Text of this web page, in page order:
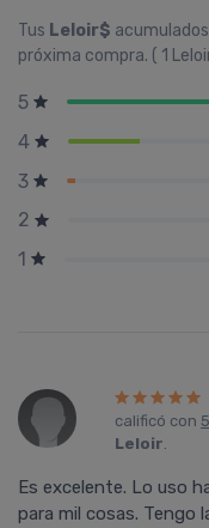
Tus Leloir$
próxima compra. ( 1
5
4
3
2
1
calificó con
Leloir.
Es excelente. Lo uso
para mil cosas. Tengo